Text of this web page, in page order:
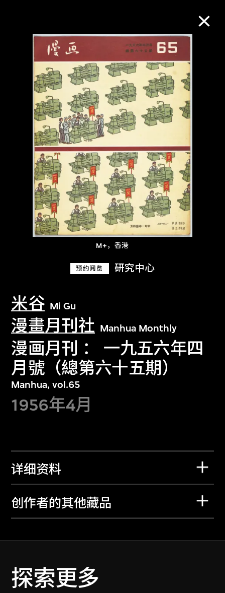
M+，香港
预约阅览 研究中心
米谷 Mi Gu
漫畫月刊社 Manhua Monthly
漫画月刊 ： 一九五六年四
月號（總第六十五期）
Manhua, vol.65
1956年4月
详细资料
创作者的其他藏品
探索更多
M+藏品
进一步筛选 搜索
关于M+藏品
探索世界顶级的二十及二十一世纪视觉
文化藏品。